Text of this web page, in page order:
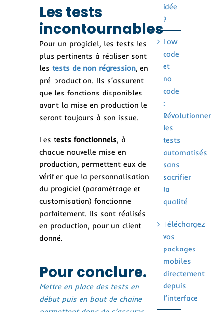
Les tests
incontournables
Pour un progiciel, les tests les
plus pertinents à réaliser sont
les tests de non régression, en
pré-production. Ils s’assurent
que les fonctions disponibles
avant la mise en production le
seront toujours à son issue.
Les tests fonctionnels, à
chaque nouvelle mise en
production, permettent eux de
vérifier que la personnalisation
du progiciel (paramétrage et
customisation) fonctionne
parfaitement. Ils sont réalisés
en production, pour un client
donné.
Pour conclure.
Mettre en place des tests en
début puis en bout de chaine
idée
?
Low-
code
et
no-
code
:
Révolutionner
les
tests
automatisés
sans
sacrifier
la
qualité
Téléchargez
vos
packages
mobiles
directement
depuis
l’interface